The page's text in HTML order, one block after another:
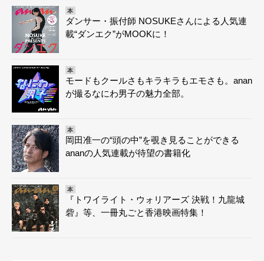
本
ダンサー・振付師 NOSUKEさんによる人気連
載“ダンエク”がMOOKに！
本
モードもクールさもキラキラもエモさも。anan
が撮るなにわ男子の魅力全部。
本
岡田准一の“頭の中”を覗き見ることができる
ananの人気連載が待望の書籍化
本
『トワイライト・ウォリアーズ 決戦！九龍城
砦』等、一冊丸ごと香港映画特集！